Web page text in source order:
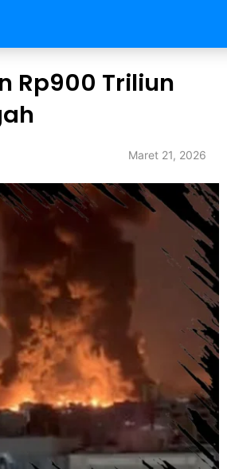
Rp900 Triliun
Maret 21, 2026